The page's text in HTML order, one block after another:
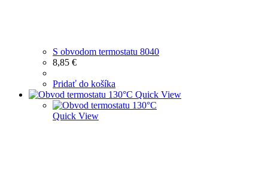
S obvodom termostatu 8040
8,85 €
Pridať do košíka
Quick View
Quick View